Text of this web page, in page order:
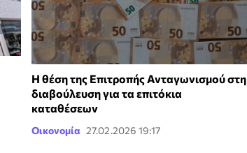
Η θέση της Επιτροπής Ανταγωνισμού στη
διαβούλευση για τα επιτόκια
καταθέσεων
Οικονομία 27.02.2026 19:17